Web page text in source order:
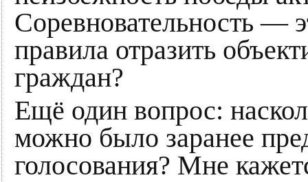
Соревновательность ―
правила отразить
граждан?
Ещё один вопрос:
можно было заранее
голосования? Мне